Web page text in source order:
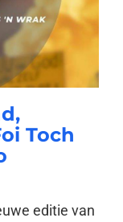
Toch
editie van